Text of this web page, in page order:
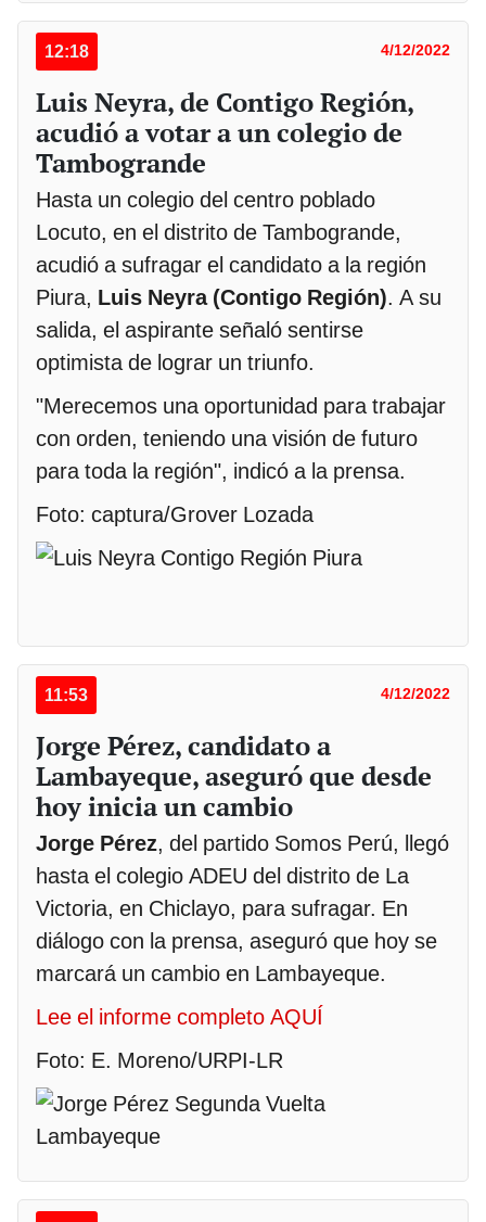
12:18 4/12/2022
Luis Neyra, de Contigo Región,
acudió a votar a un colegio de
Tambogrande
Hasta un colegio del centro poblado
Locuto, en el distrito de Tambogrande,
acudió a sufragar el candidato a la región
Piura, Luis Neyra (Contigo Región). A su
salida, el aspirante señaló sentirse
optimista de lograr un triunfo.
"Merecemos una oportunidad para trabajar
con orden, teniendo una visión de futuro
para toda la región", indicó a la prensa.
Foto: captura/Grover Lozada
11:53 4/12/2022
Jorge Pérez, candidato a
Lambayeque, aseguró que desde
hoy inicia un cambio
Jorge Pérez, del partido Somos Perú, llegó
hasta el colegio ADEU del distrito de La
Victoria, en Chiclayo, para sufragar. En
diálogo con la prensa, aseguró que hoy se
marcará un cambio en Lambayeque.
Lee el informe completo AQUÍ
Foto: E. Moreno/URPI-LR